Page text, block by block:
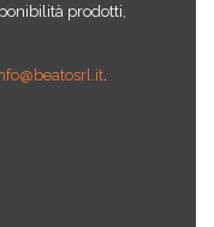
prodotti,